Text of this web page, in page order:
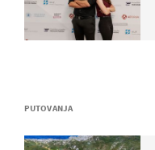
PUTOVANJA